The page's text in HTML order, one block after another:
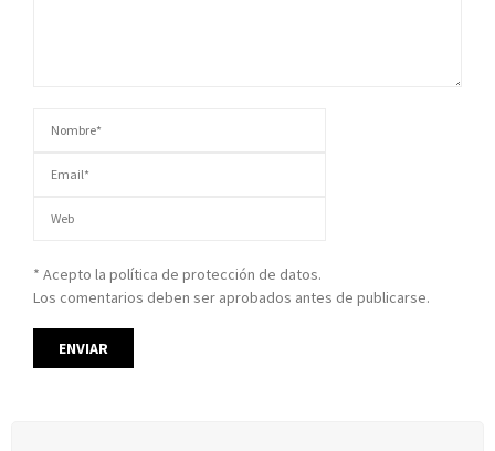
* Acepto la política de protección de datos.
Los comentarios deben ser aprobados antes de publicarse.